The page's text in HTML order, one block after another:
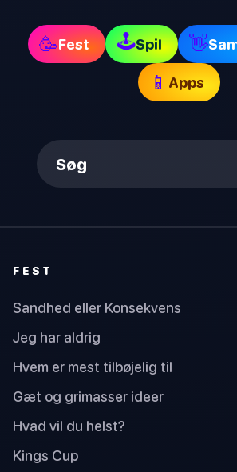
🥳Fest 🕹Spil 👋
📱 Apps
Søg
FEST
Sandhed eller Konsekvens
Jeg har aldrig
Hvem er mest tilbøjelig til
Gæt og grimasser ideer
Hvad vil du helst?
Kings Cup